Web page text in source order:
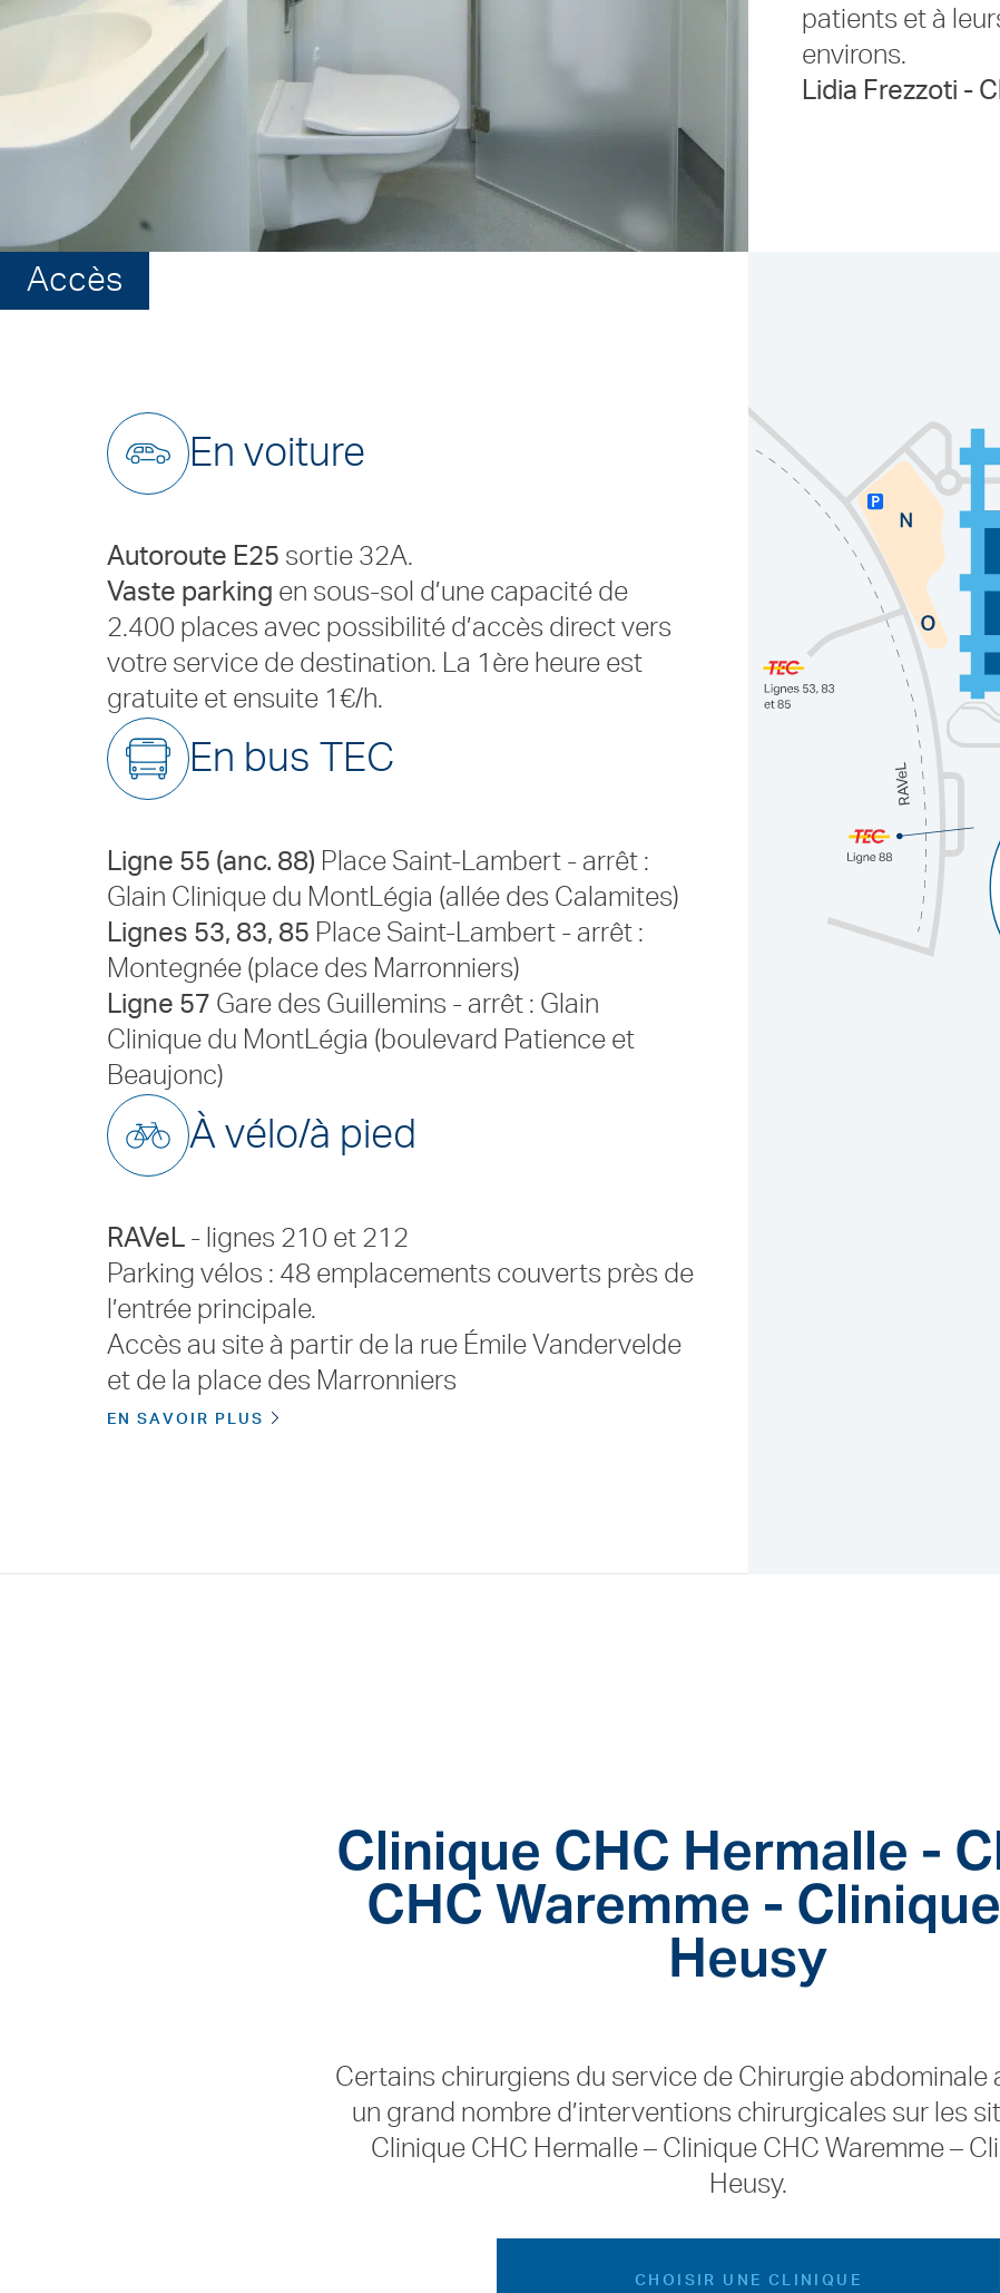
patients et à
environs.
Lidia Frezzoti -
Accès
En voiture
Autoroute E25 sortie 32A.
Vaste parking en sous-sol d’une capacité de
2.400 places avec possibilité d’accès direct vers
votre service de destination. La 1ère heure est
gratuite et ensuite 1€/h.
En bus TEC
Ligne 55 (anc. 88) Place Saint-Lambert - arrêt :
Glain Clinique du MontLégia (allée des Calamites)
Lignes 53, 83, 85 Place Saint-Lambert - arrêt :
Montegnée (place des Marronniers)
Ligne 57 Gare des Guillemins - arrêt : Glain
Clinique du MontLégia (boulevard Patience et
Beaujonc)
À vélo/à pied
RAVeL - lignes 210 et 212
Parking vélos : 48 emplacements couverts près de
l’entrée principale.
Accès au site à partir de la rue Émile Vandervelde
et de la place des Marronniers
EN SAVOIR PLUS
Clinique CHC Hermalle -
CHC Waremme -
Heusy
Certains chirurgiens du service de Chirurgie abdominale
un grand nombre d’interventions chirurgicales sur les
Clinique CHC Hermalle – Clinique CHC Waremme –
Heusy.
CHOISIR UNE CLINIQUE